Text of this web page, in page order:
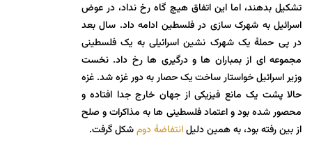
تشکیل بدهند، اما این اتفاق هیچ گاه رخ نداد، در عوض
اسرائیل به شهرک سازی در فلسطین ادامه داد. سال بعد
در پی حملۀ یک شهرک نشین اسرائیلی به یک فلسطینی
مجموعه ای از بمباران ها و درگیری ها رخ داد. نخست
وزیر اسرائیل خواستار ساخت یک حصار به دور غزه شد. غزه
حالا پشت یک مانع فیزیکی از جهان خارج جدا افتاده و
محصور شده بود و اعتماد فلسطینی ها به مذاکرات و صلح
از بین رفته بود، به همین دلیلانتفاضۀ دومشکل گرفت.